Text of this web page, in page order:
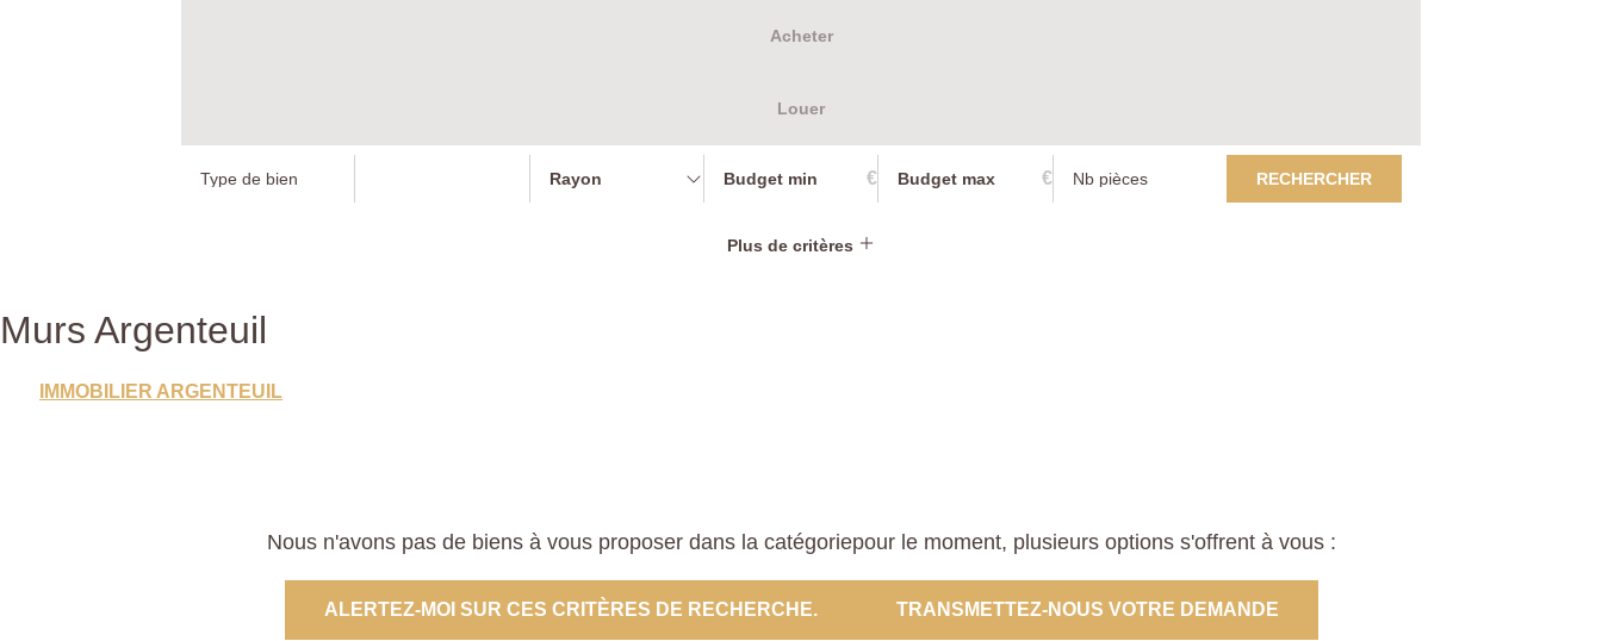
Acheter
Louer
Rayon € € RECHERCHER
Plus de critères
Murs Argenteuil
IMMOBILIER ARGENTEUIL
Nous n'avons pas de biens à vous proposer dans la catégoriepour le moment, plusieurs options s'offrent à vous :
ALERTEZ-MOI SUR CES CRITÈRES DE RECHERCHE. TRANSMETTEZ-NOUS VOTRE DEMANDE